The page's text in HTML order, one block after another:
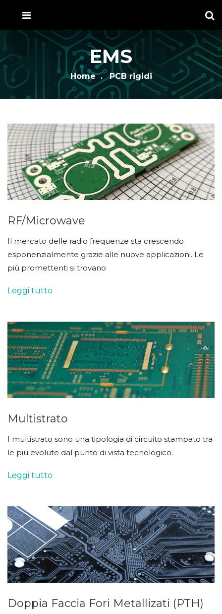
EMS
Home PCB rigidi
RF/Microwave
Il mercato delle radio frequenze sta crescendo
esponenzialmente grazie alle nuove applicazioni. Le
più promettenti si trovano
Leggi tutto
Multistrato
I multistrato sono una tipologia di circuito stampato tra
le più evolute dal punto di vista tecnologico.
Leggi tutto
Doppia Faccia Fori Metallizati (PTH)